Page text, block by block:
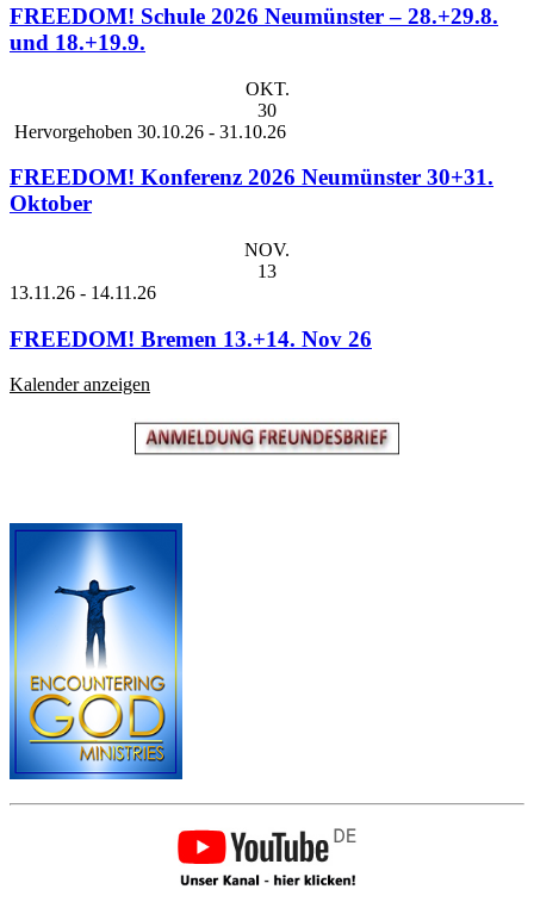
FREEDOM! Schule 2026 Neumünster – 28.+29.8.
und 18.+19.9.
OKT.
30
Hervorgehoben 30.10.26 - 31.10.26
FREEDOM! Konferenz 2026 Neumünster 30+31.
Oktober
NOV.
13
13.11.26 - 14.11.26
FREEDOM! Bremen 13.+14. Nov 26
Kalender anzeigen